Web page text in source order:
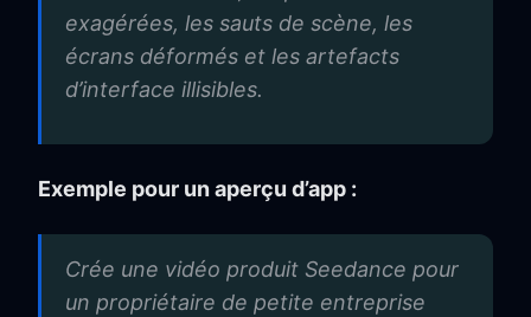
exagérées, les sauts de scène, les
écrans déformés et les artefacts
d’interface illisibles.
Exemple pour un aperçu d’app :
Crée une vidéo produit Seedance pour
un propriétaire de petite entreprise